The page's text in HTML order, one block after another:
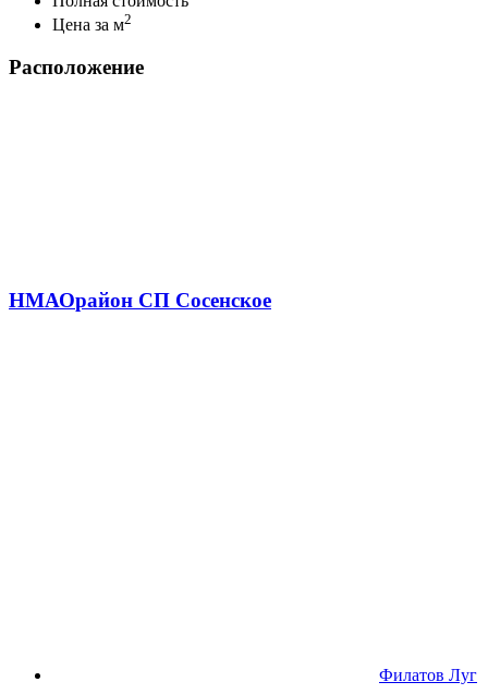
Цена за м2
Расположение
НМАОрайон СП Сосенское
Филатов Луг